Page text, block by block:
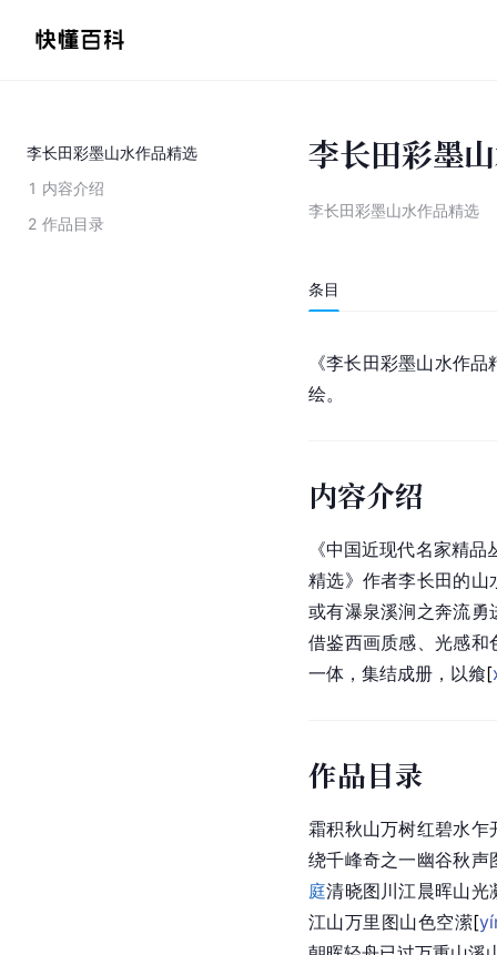
李长田彩墨山水作品精选
1 内容介绍
2 作品目录
李长田彩墨
李长田彩墨山水作品精选
条目
《李长田彩墨山水作
绘。
内容介绍
《中国近现代名家精
精选》作者李长田的山
或有瀑泉溪涧之奔流勇
借鉴西画质感、光感和
一体，集结成册，以飨[
作品目录
霜积秋山万树红碧水
绕千峰奇之一幽谷秋
庭清晓图川江晨晖山光
江山万里图山色空潆[